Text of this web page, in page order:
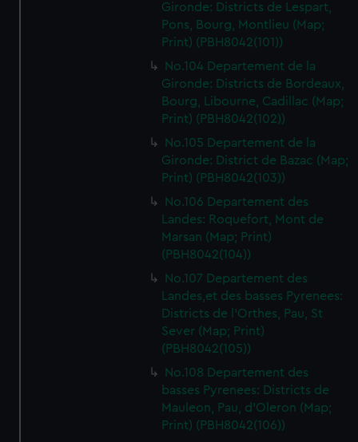
Gironde: Districts de Lespart,
Pons, Bourg, Montlieu (Map;
Print) (PBH8042(101))
No.104 Departement de la
Gironde: Districts de Bordeaux,
Bourg, Libourne, Cadillac (Map;
Print) (PBH8042(102))
No.105 Departement de la
Gironde: District de Bazac (Map;
Print) (PBH8042(103))
No.106 Departement des
Landes: Roquefort, Mont de
Marsan (Map; Print)
(PBH8042(104))
No.107 Departement des
Landes,et des basses Pyrenees:
Districts de l'Orthes, Pau, St
Sever (Map; Print)
(PBH8042(105))
No.108 Departement des
basses Pyrenees: Districts de
Mauleon, Pau, d'Oleron (Map;
Print) (PBH8042(106))